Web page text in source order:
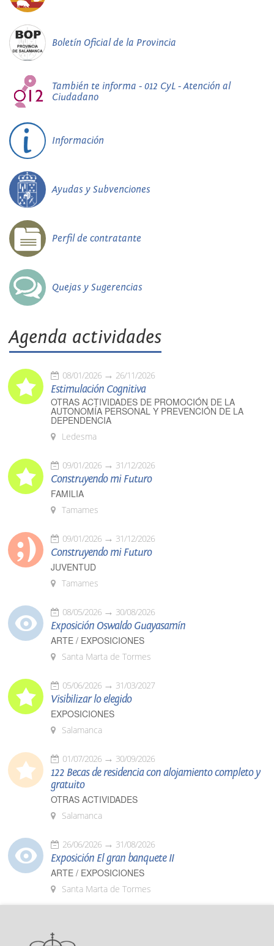
Boletín Oficial de la Provincia
También te informa - 012 CyL - Atención al
Ciudadano
Información
Ayudas y Subvenciones
Perfil de contratante
Quejas y Sugerencias
Agenda actividades
08/01/2026 26/11/2026
Estimulación Cognitiva
OTRAS ACTIVIDADES DE PROMOCIÓN DE LA
AUTONOMÍA PERSONAL Y PREVENCIÓN DE LA
DEPENDENCIA
Ledesma
09/01/2026 31/12/2026
Construyendo mi Futuro
FAMILIA
Tamames
09/01/2026 31/12/2026
Construyendo mi Futuro
JUVENTUD
Tamames
08/05/2026 30/08/2026
Exposición Oswaldo Guayasamín
ARTE / EXPOSICIONES
Santa Marta de Tormes
05/06/2026 31/03/2027
Visibilizar lo elegido
EXPOSICIONES
Salamanca
01/07/2026 30/09/2026
122 Becas de residencia con alojamiento completo y
gratuito
OTRAS ACTIVIDADES
Salamanca
26/06/2026 31/08/2026
Exposición El gran banquete II
ARTE / EXPOSICIONES
Santa Marta de Tormes